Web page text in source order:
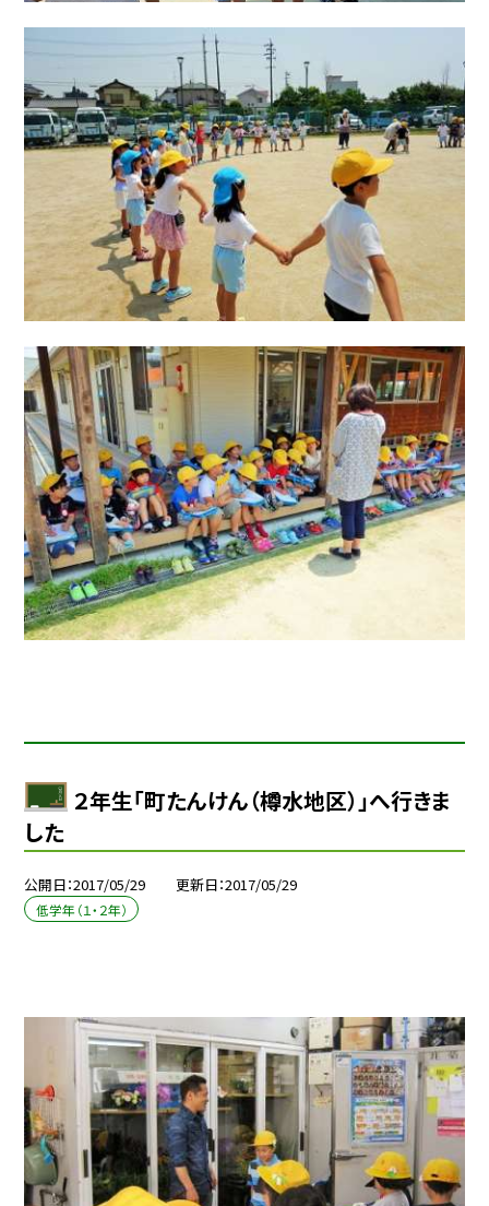
２年生「町たんけん（樽水地区）」へ行きま
した
公開日 2017/05/29 更新日 2017/05/29
低学年（１・２年）